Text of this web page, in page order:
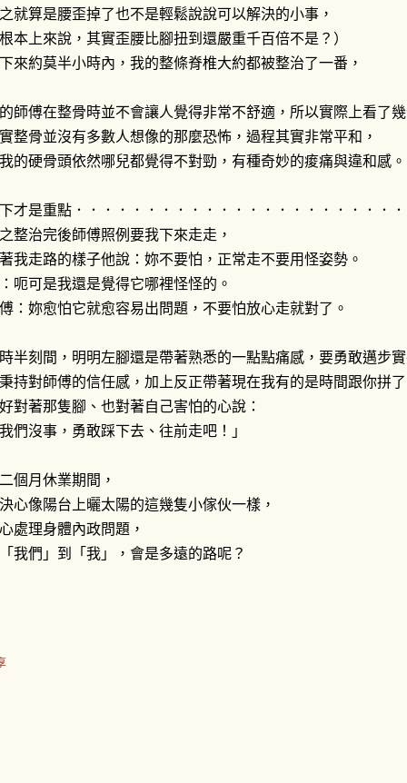
就算是腰歪掉了也不是輕鬆說說可以解決的小事，
根本上來說，其實歪腰比腳扭到還嚴重千百倍不是？）
來約莫半小時內，我的整條脊椎大約都被整治了一番，
師傅在整骨時並不會讓人覺得非常不舒適，所以實際上看了
整骨並沒有多數人想像的那麼恐怖，過程其實非常平和，
的硬骨頭依然哪兒都覺得不對勁，有種奇妙的痠痛與違和感。
才是重點．．．．．．．．．．．．．．．．．．．．．．
整治完後師傅照例要我下來走走，
我走路的樣子他說：妳不要怕，正常走不要用怪姿勢。
呃可是我還是覺得它哪裡怪怪的。
：妳愈怕它就愈容易出問題，不要怕放心走就對了。
半刻間，明明左腳還是帶著熟悉的一點點痛感，要勇敢邁步
持對師傅的信任感，加上反正帶著現在我有的是時間跟你拼
對著那隻腳、也對著自己害怕的心說：
我們沒事，勇敢踩下去、往前走吧！」
個月休業期間，
心像陽台上曬太陽的這幾隻小傢伙一樣，
處理身體內政問題，
我們」到「我」，會是多遠的路呢？